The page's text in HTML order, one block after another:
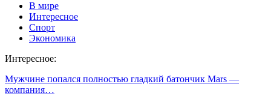
В мире
Интересное
Спорт
Экономика
Интересное:
Мужчине попался полностью гладкий батончик Mars —
компания…